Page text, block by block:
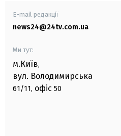
E-mail редакції
news24@24tv.com.ua
Ми тут:
м.Київ,
вул. Володимирська
61/11, офіс 50